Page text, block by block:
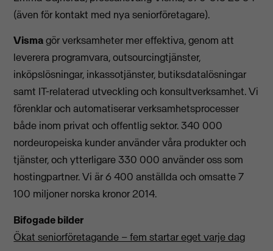
(även för kontakt med nya seniorföretagare).
Vismagör verksamheter mer effektiva, genom att
leverera programvara, outsourcingtjänster,
inköpslösningar, inkassotjänster, butiksdatalösningar
samt IT-relaterad utveckling och konsultverksamhet. Vi
förenklar och automatiserar verksamhetsprocesser
både inom privat och offentlig sektor. 340 000
nordeuropeiska kunder använder våra produkter och
tjänster, och ytterligare 330 000 använder oss som
hostingpartner. Vi är 6 400 anställda och omsatte 7
100 miljoner norska kronor 2014.
Bifogade bilder
Ökat seniorföretagande – fem startar eget varje dag